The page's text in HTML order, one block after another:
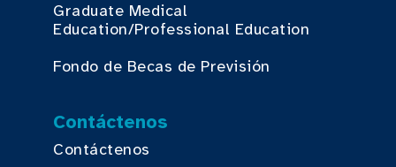
Graduate Medical
Education/Professional Education
Fondo de Becas de Previsión
Contáctenos
Contáctenos